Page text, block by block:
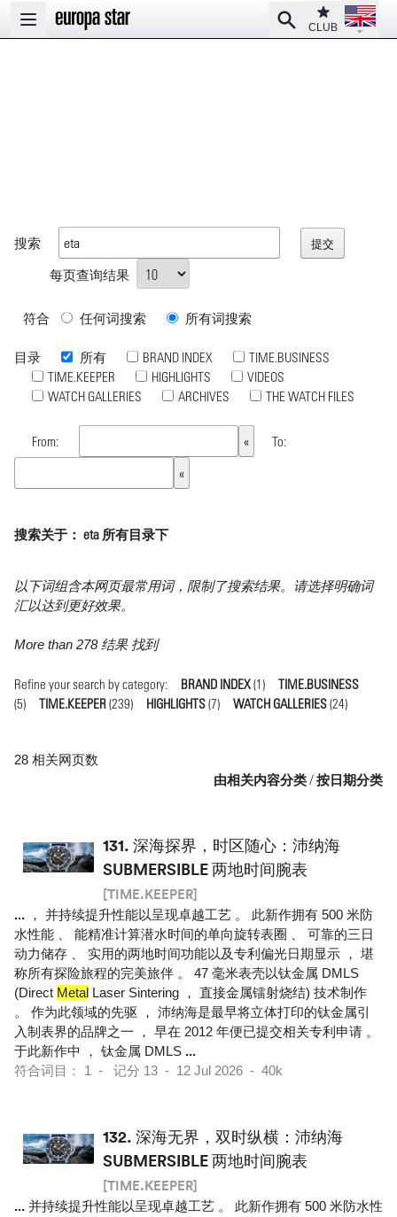
Open main menu
SearchClub
CLUB
Open
搜索
每页查询结果
符合 任何词搜索 所有词搜索
目录 所有 BRAND INDEX
TIME.BUSINESS
TIME.KEEPER
HIGHLIGHTS
VIDEOS
WATCH GALLERIES
ARCHIVES THE WATCH FILES
From: To:
搜索关于： eta 所有目录下
以下词组含本网页最常用词，限制了搜索结果。请选择明确词
汇以达到更好效果。
More than 278 结果 找到
Refine your search by category: BRAND INDEX(1)
TIME.BUSINESS
(5)
TIME.KEEPER(239) HIGHLIGHTS(7) WATCH GALLERIES(24)
28 相关网页数
由相关内容分类/按日期分类
131. 深海探界，时区随心：沛纳海
SUBMERSIBLE 两地时间腕表
[TIME.KEEPER]
... ， 并持续提升性能以呈现卓越工艺 。 此新作拥有 500 米防
水性能 、 能精准计算潜水时间的单向旋转表圈 、 可靠的三日
动力储存 、 实用的两地时间功能以及专利偏光日期显示 ， 堪
称所有探险旅程的完美旅伴 。 47 毫米表壳以钛金属 DMLS
(Direct Metal Laser Sintering ， 直接金属镭射烧结) 技术制作
。 作为此领域的先驱 ， 沛纳海是最早将立体打印的钛金属引
入制表界的品牌之一 ， 早在 2012 年便已提交相关专利申请 。
于此新作中 ， 钛金属 DMLS ...
符合词目： 1 - 记分 13 - 12 Jul 2026 - 40k
132. 深海无界，双时纵横：沛纳海
SUBMERSIBLE 两地时间腕表
[TIME.KEEPER]
... 并持续提升性能以呈现卓越工艺 。 此新作拥有 500 米防水性